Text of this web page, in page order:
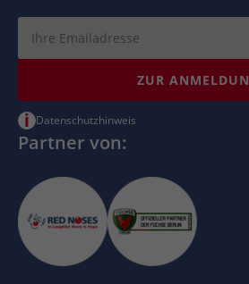
ZUR
i Datenschutzhinweis
Partner von: